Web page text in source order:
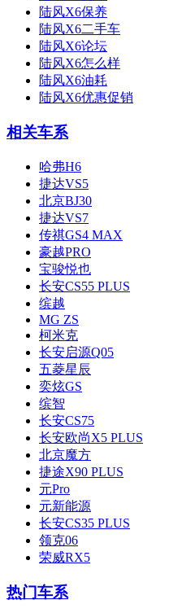
陆风X6保养
陆风X6二手车
陆风X6论坛
陆风X6怎么样
陆风X6油耗
陆风X6优惠促销
相关车系
哈弗H6
捷达VS5
北京BJ30
捷达VS7
传祺GS4 MAX
豪越PRO
宝骏悦也
长安CS55 PLUS
缤越
MG ZS
柯米克
长安启源Q05
五菱星辰
奕炫GS
缤智
长安CS75
长安欧尚X5 PLUS
北京魔方
捷途X90 PLUS
元Pro
元新能源
长安CS35 PLUS
领克06
荣威RX5
热门车系